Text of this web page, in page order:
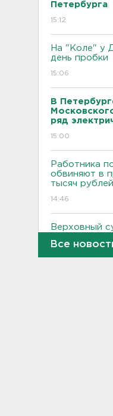
Петербурга
15:12
На "Коле" у
день пробки
15:06
В
ряд
15:00
Работника
обвиняют в
тысяч рублей
14:46
Верховный
Все